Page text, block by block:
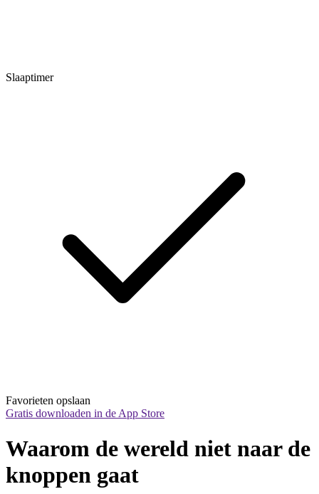
Slaaptimer
Favorieten opslaan
Gratis downloaden in de App Store
Waarom de wereld niet naar de
knoppen gaat